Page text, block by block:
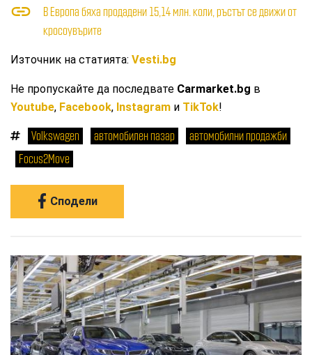
В Европа бяха продадени 15,14 млн. коли, ръстът се движи от
кросоувърите
Източник на статията:Vesti.bg
Не пропускайте да последвате Carmarket.bg в
Youtube, Facebook, Instagram и TikTok!
Volkswagen автомобилен пазар
автомобилни продажби
Focus2Move
Сподели